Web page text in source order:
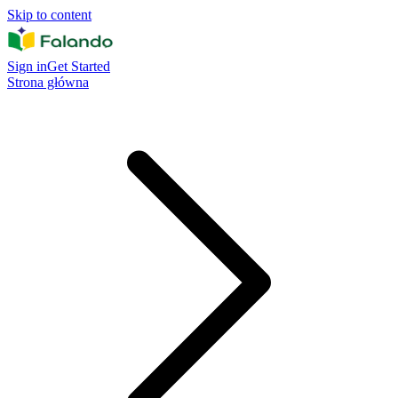
Skip to content
Sign inGet Started
Strona główna